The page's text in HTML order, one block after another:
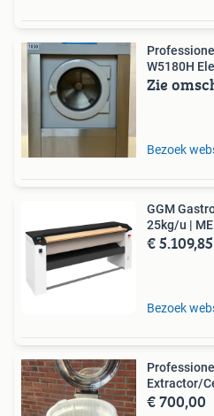
W5180H
Zie
Bezoek
GGM
25kg/u |
€ 5.109,85
Bezoek
Extractor/
€ 700,00